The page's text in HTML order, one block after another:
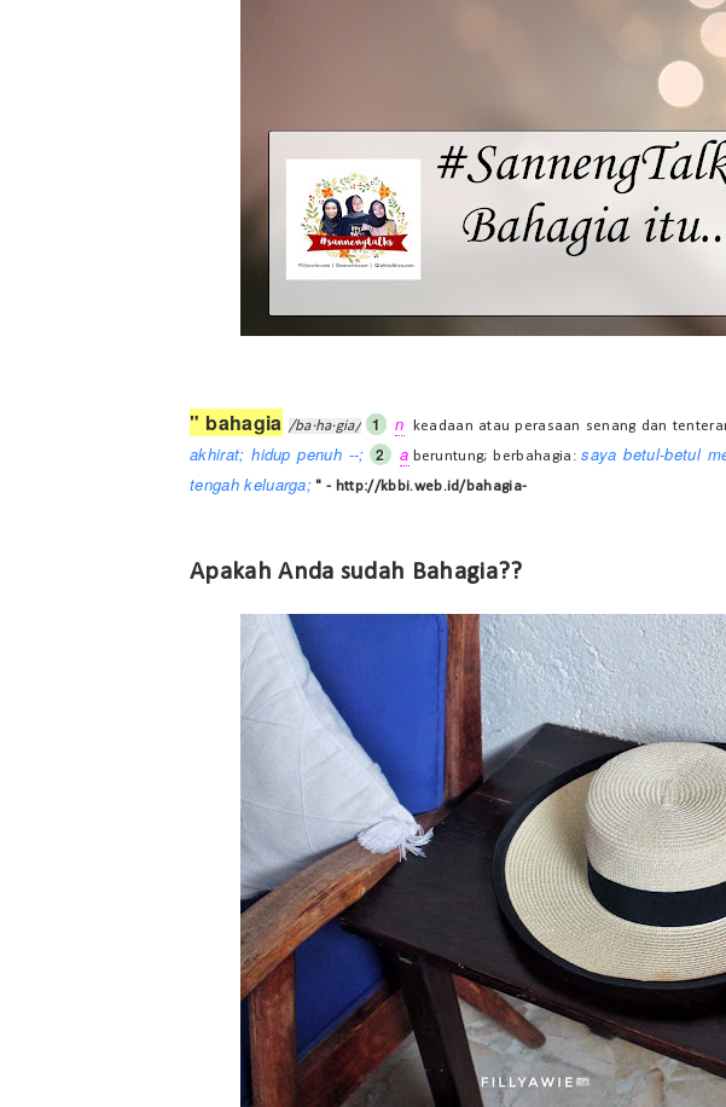
" bahagia /ba·ha·gia/ 1 n keadaan atau perasaan senang dan
akhirat; hidup penuh --; 2 a beruntung; berbahagia:saya betul-betul
tengah keluarga; " - http://kbbi.web.id/bahagia-
Apakah Anda sudah Bahagia??